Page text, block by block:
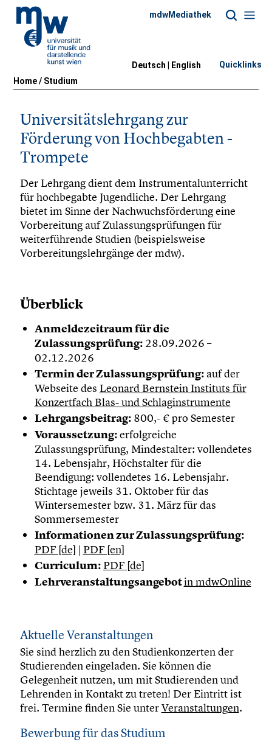
Home/ Studium
mdwMediathek
Deutsch | English Quicklinks
Universitätslehrgang zur
Förderung von Hochbegabten -
Trompete
Der Lehrgang dient dem Instrumentalunterricht
für hochbegabte Jugendliche. Der Lehrgang
bietet im Sinne der Nachwuchsförderung eine
Vorbereitung auf Zulassungsprüfungen für
weiterführende Studien (beispielsweise
Vorbereitungslehrgänge der mdw).
Überblick
Anmeldezeitraum für die
Zulassungsprüfung:28.09.2026 –
02.12.2026
Termin der Zulassungsprüfung:auf der
Webseite des Leonard Bernstein Instituts für
Konzertfach Blas- und Schlaginstrumente
Lehrgangsbeitrag:800,- € pro Semester
Voraussetzung:erfolgreiche
Zulassungsprüfung, Mindestalter: vollendetes
14. Lebensjahr, Höchstalter für die
Beendigung: vollendetes 16. Lebensjahr.
Stichtage jeweils 31. Oktober für das
Wintersemester bzw. 31. März für das
Sommersemester
Informationen zur Zulassungsprüfung:
PDF [de] | PDF [en]
Curriculum: PDF [de]
Lehrveranstaltungsangebotin mdwOnline
Aktuelle Veranstaltungen
Sie sind herzlich zu den Studienkonzerten der
Studierenden eingeladen. Sie können die
Gelegenheit nutzen, um mit Studierenden und
Lehrenden in Kontakt zu treten! Der Eintritt ist
frei. Termine finden Sie unterVeranstaltungen.
Bewerbung für das Studium